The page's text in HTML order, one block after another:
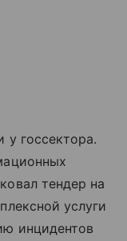
у госсектора.
тендер на
услуги
инцидентов